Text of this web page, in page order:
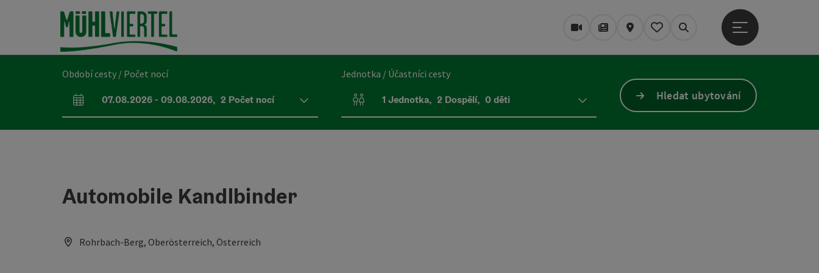
Accesskey
[0]
Navigace Accesskey
[1]
Začátek stránky Accesskey
[2]
Webové kamery
Časopis/Blog
MapaZapamatované
Vyhledávání
Otevřít hlavní
Období cesty / Počet nocí
Pole příjezdu a odjezdu
07.08.2026- 09.08.2026, 2 Počet nocí
Jednotka / Účastníci cesty
Počet jednotek a polí pro osoby
1 Jednotka, 2 Dospělí, 0 děti Hledat ubytování
Automobile Kandlbinder
Rohrbach-Berg, Oberösterreich, Österreich